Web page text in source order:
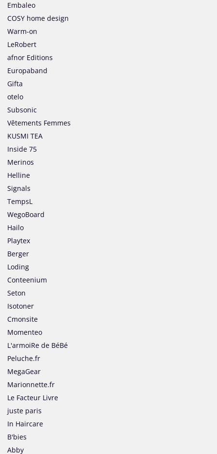
Embaleo
COSY home design
Warm-on
LeRobert
afnor Editions
Europaband
Gifta
otelo
Subsonic
Vêtements Femmes
KUSMI TEA
Inside 75
Merinos
Helline
Signals
TempsL
WegoBoard
Hailo
Playtex
Berger
Loding
Conteenium
Seton
Isotoner
Cmonsite
Momenteo
L'armoiRe de BéBé
Peluche.fr
MegaGear
Marionnette.fr
Le Facteur Livre
juste paris
In Haircare
B'bies
Abby